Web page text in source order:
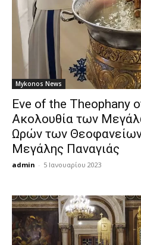
Mykonos News
Eve of the Theophany
Ακολουθία των
Ωρών των
Μεγάλης Παναγιάς
admin - 5 Ιανουαρίου 2023